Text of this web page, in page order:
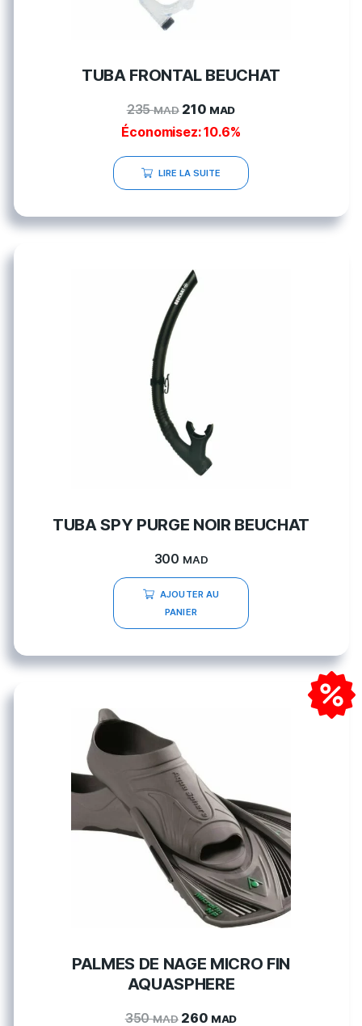
TUBA FRONTAL BEUCHAT
235MAD 210 MAD
Économisez: 10.6%
LIRE LA SUITE
TUBA SPY PURGE NOIR BEUCHAT
300 MAD
AJOUTER AU
PANIER
PALMES DE NAGE MICRO FIN
AQUASPHERE
350MAD 260 MAD